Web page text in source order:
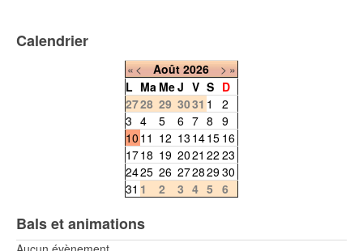
Calendrier
«< Août 2026 >»
L Ma MeJ V S D
2728 29 3031 1
2
3 4 5 6 7 8 9
10 11 12 13 1415 16
1718 19 2021 22 23
2425 26 27282930
31 1 2 3 4 5 6
Bals et animations